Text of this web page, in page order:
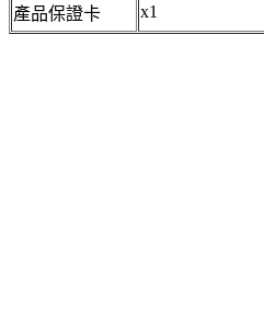
產品保證卡 x1